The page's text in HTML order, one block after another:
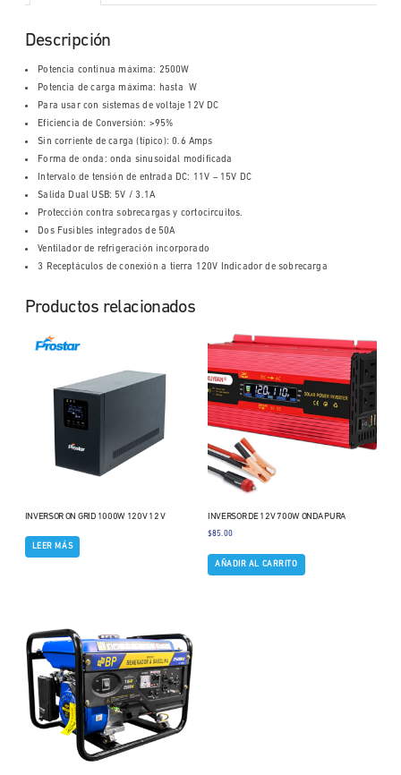
Descripción
Potencia continua máxima: 2500W
Potencia de carga máxima: hasta W
Para usar con sistemas de voltaje 12V DC
Eficiencia de Conversión: >95%
Sin corriente de carga (típico): 0.6 Amps
Forma de onda: onda sinusoidal modificada
Intervalo de tensión de entrada DC: 11V – 15V DC
Salida Dual USB: 5V / 3.1A
Protección contra sobrecargas y cortocircuitos.
Dos Fusibles integrados de 50A
Ventilador de refrigeración incorporado
3 Receptáculos de conexión a tierra 120V Indicador de sobrecarga
Productos relacionados
INVERSOR ON GRID 1000W 120V 12 V
LEER MÁS
INVERSOR DE 12V 700W ONDA PURA
$85.00
AÑADIR AL CARRITO